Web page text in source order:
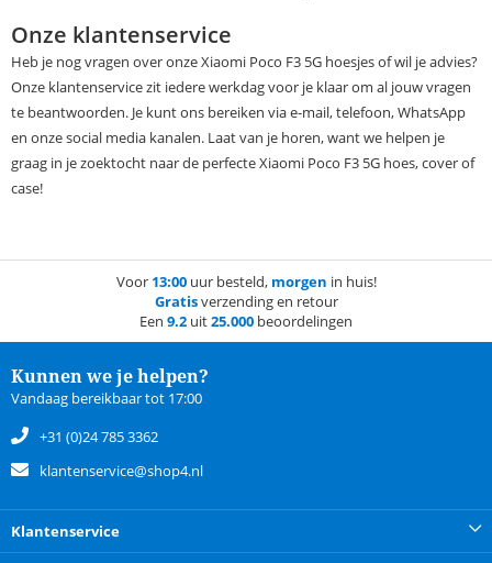
Onze klantenservice
Heb je nog vragen over onze Xiaomi Poco F3 5G hoesjes of wil je advies?
Onze klantenservice zit iedere werkdag voor je klaar om al jouw vragen
te beantwoorden. Je kunt ons bereiken via e-mail, telefoon, WhatsApp
en onze social media kanalen. Laat van je horen, want we helpen je
graag in je zoektocht naar de perfecte Xiaomi Poco F3 5G hoes, cover of
case!
Voor 13:00uur besteld, morgen in huis!
Gratisverzending en retour
Een 9.2 uit25.000 beoordelingen
Kunnen we je helpen?
Vandaag bereikbaar tot 17:00
+31 (0)24 785 3362
klantenservice@shop4.nl
Klantenservice